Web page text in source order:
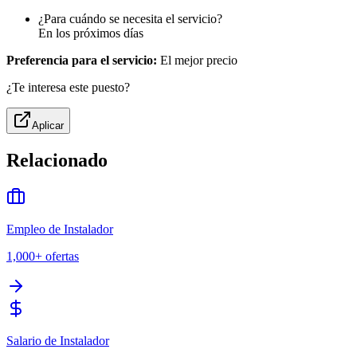
¿Para cuándo se necesita el servicio?
En los próximos días
Preferencia para el servicio: El mejor precio
¿Te interesa este puesto?
Aplicar
Relacionado
Empleo de Instalador
1,000+ ofertas
Salario de Instalador